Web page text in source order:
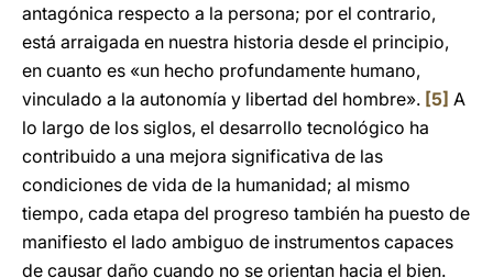
antagónica respecto a la persona; por el contrario,
está arraigada en nuestra historia desde el principio,
en cuanto es «un hecho profundamente humano,
vinculado a la autonomía y libertad del hombre». [5] A
lo largo de los siglos, el desarrollo tecnológico ha
contribuido a una mejora significativa de las
condiciones de vida de la humanidad; al mismo
tiempo, cada etapa del progreso también ha puesto de
manifiesto el lado ambiguo de instrumentos capaces
de causar daño cuando no se orientan hacia el bien.